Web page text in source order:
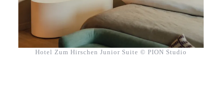
Hotel Zum Hirschen Junior Suite © PION Studio